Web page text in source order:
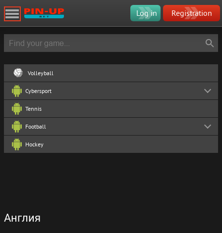
Log in Registration
Volleyball
Cybersport
Tennis
Football
Hockey
Англия